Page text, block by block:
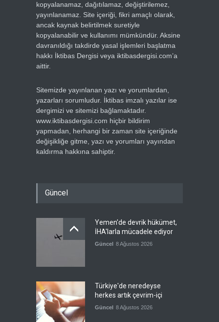
kopyalanamaz, dağıtılamaz, değiştirilemez,
yayınlanamaz. Site içeriği, fikri amaçlı olarak,
ancak kaynak belirtilmek suretiyle
kopyalanabilir ve kullanımı mümkündür. Aksine
davranıldığı takdirde yasal işlemleri başlatma
hakkı İktibas Dergisi veya iktibasdergisi.com’a
aittir.
Sitemizde yayınlanan yazı ve yorumlardan,
yazarları sorumludur. İktibas imzalı yazılar ise
dergimizi ve sitemizi bağlamaktadır.
www.iktibasdergisi.com hiçbir bildirim
yapmadan, herhangi bir zaman site içeriğinde
değişikliğe gitme, yazı ve yorumları yayından
kaldırma hakkına sahiptir.
Güncel
Yemen'de devrik hükümet,
İHA'larla mücadele ediyor
Güncel 8 Ağustos 2026
Türkiye'de neredeyse
herkes artık çevrim-içi
Güncel 8 Ağustos 2026